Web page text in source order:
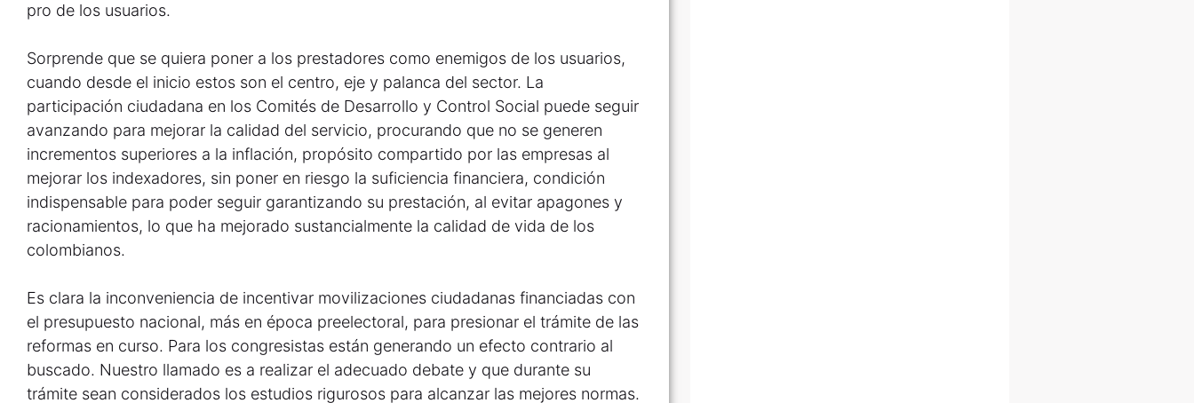
pro de los usuarios.
Sorprende que se quiera poner a los prestadores como enemigos de los usuarios,
cuando desde el inicio estos son el centro, eje y palanca del sector. La
participación ciudadana en los Comités de Desarrollo y Control Social puede seguir
avanzando para mejorar la calidad del servicio, procurando que no se generen
incrementos superiores a la inflación, propósito compartido por las empresas al
mejorar los indexadores, sin poner en riesgo la suficiencia financiera, condición
indispensable para poder seguir garantizando su prestación, al evitar apagones y
racionamientos, lo que ha mejorado sustancialmente la calidad de vida de los
colombianos.
Es clara la inconveniencia de incentivar movilizaciones ciudadanas financiadas con
el presupuesto nacional, más en época preelectoral, para presionar el trámite de las
reformas en curso. Para los congresistas están generando un efecto contrario al
buscado. Nuestro llamado es a realizar el adecuado debate y que durante su
trámite sean considerados los estudios rigurosos para alcanzar las mejores normas.